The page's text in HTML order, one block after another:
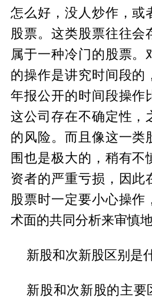
怎么好，没人炒作，或
股票。这类股票往往会
属于一种冷门的股票。
的操作是讲究时间段的
年报公开的时间段操作
这公司存在不确定性，
的风险。而且像这一类
围也是极大的，稍有不
资者的严重亏损，因此
股票时一定要小心操作
术面的共同分析来审慎
新股和次新股区别是
新股和次新股的主要